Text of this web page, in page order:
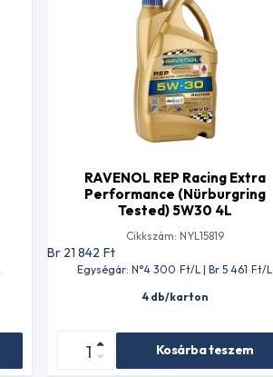
RAVENOL REP Racing Extra
Performance (Nürburgring
Tested) 5W30 4L
Cikkszám: NYL15819
Br 21 842 Ft
Egységár: N°4 300 Ft/L | Br 5 461 Ft/L
4 db/karton
Kosárba teszem